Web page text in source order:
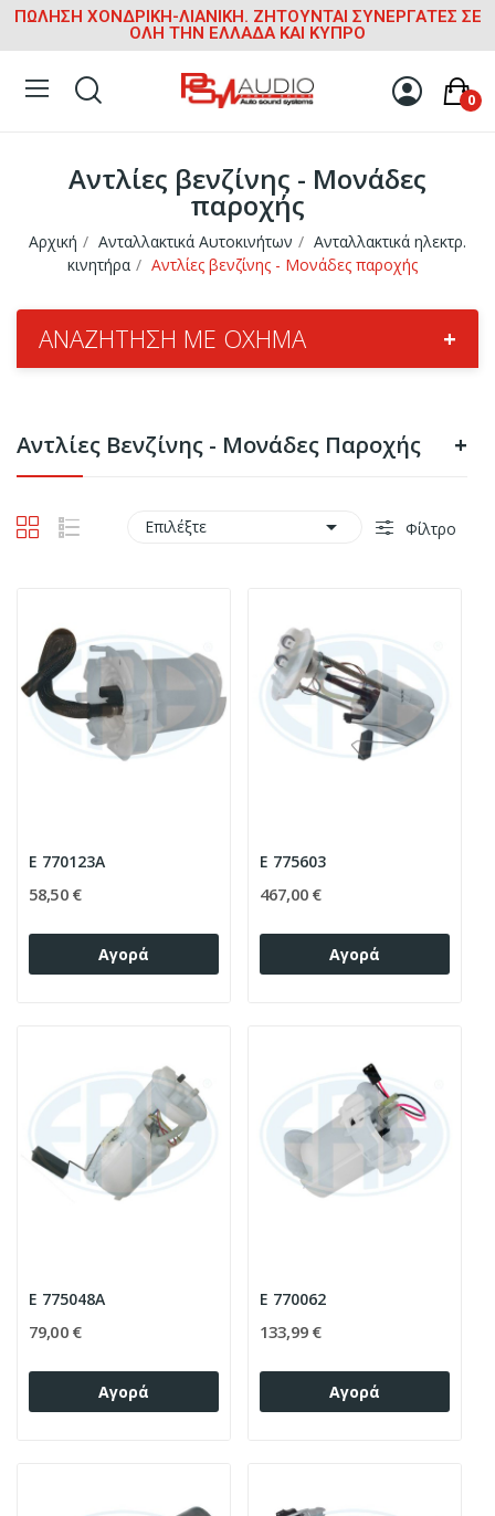
ΠΩΛΗΣΗ ΧΟΝΔΡΙΚΗ-ΛΙΑΝΙΚΗ. ΖΗΤΟΥΝΤΑΙ ΣΥΝΕΡΓΑΤΕΣ ΣΕ
ΟΛΗ ΤΗΝ ΕΛΛΑΔΑ ΚΑΙ ΚΥΠΡΟ
0
Αντλίες βενζίνης - Μονάδες
παροχής
Αρχική Ανταλλακτικά Αυτοκινήτων
Ανταλλακτικά ηλεκτρ.
κινητήρα
Αντλίες βενζίνης - Μονάδες παροχής
ΑΝΑΖΉΤΗΣΗ ΜΕ ΌΧΗΜΑ +
Αντλίες Βενζίνης - Μονάδες Παροχής +
Επιλέξτε  Φίλτρο
E 770123A
58,50 €
Αγορά
E 775603
467,00 €
Αγορά
E 775048A
79,00 €
Αγορά
E 770062
133,99 €
Αγορά